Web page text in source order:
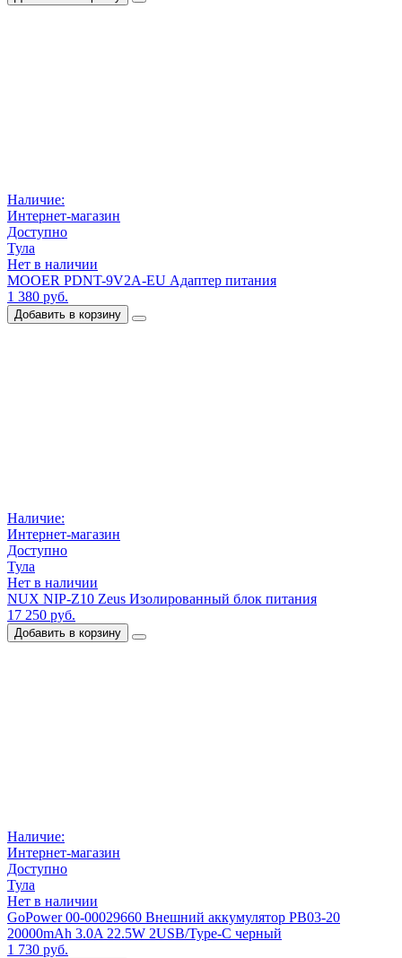
Наличие:
Интернет-магазин
Доступно
Тула
Нет в наличии
MOOER PDNT-9V2A-EU Адаптер питания
1 380 руб.
Добавить в корзину
Наличие:
Интернет-магазин
Доступно
Тула
Нет в наличии
NUX NIP-Z10 Zeus Изолированный блок питания
17 250 руб.
Добавить в корзину
Наличие:
Интернет-магазин
Доступно
Тула
Нет в наличии
GoPower 00-00029660 Внешний аккумулятор PB03-20
20000mAh 3.0A 22.5W 2USB/Type-C черный
1 730 руб.